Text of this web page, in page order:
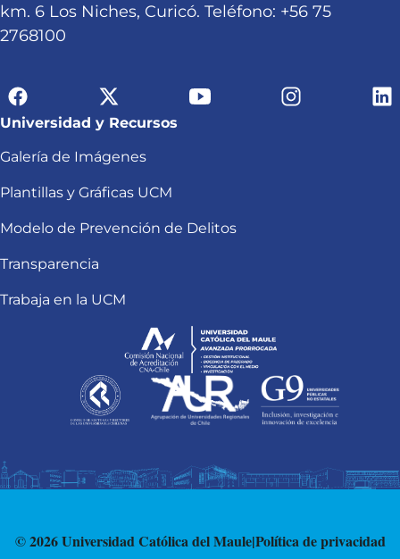
km. 6 Los Niches, Curicó. Teléfono: +56 75
2768100
Universidad y Recursos
Galería de Imágenes
Plantillas y Gráficas UCM
Modelo de Prevención de Delitos
Transparencia
Trabaja en la UCM
© 2026 Universidad Católica del Maule|Política de privacidad